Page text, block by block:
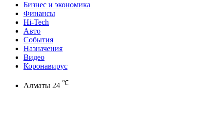
Бизнес и экономика
Финансы
Hi-Tech
Авто
События
Назначения
Видео
Коронавирус
Алматы 24 ℃